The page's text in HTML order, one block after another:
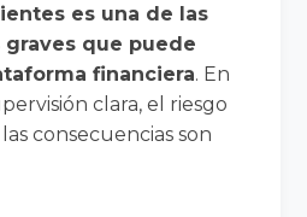
es una de las
que puede
financiera. En
clara, el riesgo
consecuencias son